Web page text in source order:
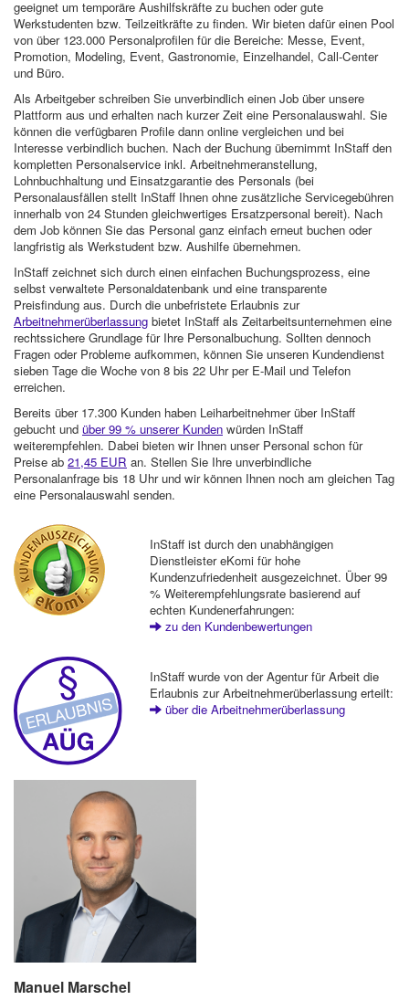
geeignet um temporäre Aushilfskräfte zu buchen oder gute
Werkstudenten bzw. Teilzeitkräfte zu finden. Wir bieten dafür einen Pool
von über 123.000 Personalprofilen für die Bereiche: Messe, Event,
Promotion, Modeling, Event, Gastronomie, Einzelhandel, Call-Center
und Büro.
Als Arbeitgeber schreiben Sie unverbindlich einen Job über unsere
Plattform aus und erhalten nach kurzer Zeit eine Personalauswahl. Sie
können die verfügbaren Profile dann online vergleichen und bei
Interesse verbindlich buchen. Nach der Buchung übernimmt InStaff den
kompletten Personalservice inkl. Arbeitnehmeranstellung,
Lohnbuchhaltung und Einsatzgarantie des Personals (bei
Personalausfällen stellt InStaff Ihnen ohne zusätzliche Servicegebühren
innerhalb von 24 Stunden gleichwertiges Ersatzpersonal bereit). Nach
dem Job können Sie das Personal ganz einfach erneut buchen oder
langfristig als Werkstudent bzw. Aushilfe übernehmen.
InStaff zeichnet sich durch einen einfachen Buchungsprozess, eine
selbst verwaltete Personaldatenbank und eine transparente
Preisfindung aus. Durch die unbefristete Erlaubnis zur
Arbeitnehmerüberlassung bietet InStaff als Zeitarbeitsunternehmen eine
rechtssichere Grundlage für Ihre Personalbuchung. Sollten dennoch
Fragen oder Probleme aufkommen, können Sie unseren Kundendienst
sieben Tage die Woche von 8 bis 22 Uhr per E-Mail und Telefon
erreichen.
Bereits über 17.300 Kunden haben Leiharbeitnehmer über InStaff
gebucht und über 99 % unserer Kunden würden InStaff
weiterempfehlen. Dabei bieten wir Ihnen unser Personal schon für
Preise ab 21,45 EUR an. Stellen Sie Ihre unverbindliche
Personalanfrage bis 18 Uhr und wir können Ihnen noch am gleichen Tag
eine Personalauswahl senden.
InStaff ist durch den unabhängigen
Dienstleister eKomi für hohe
Kundenzufriedenheit ausgezeichnet. Über 99
% Weiterempfehlungsrate basierend auf
echten Kundenerfahrungen:
zu den Kundenbewertungen
InStaff wurde von der Agentur für Arbeit die
Erlaubnis zur Arbeitnehmerüberlassung erteilt:
über die Arbeitnehmerüberlassung
Manuel Marschel